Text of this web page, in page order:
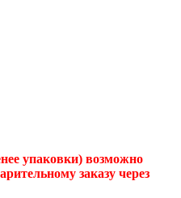
упаковки) возможно
заказу через